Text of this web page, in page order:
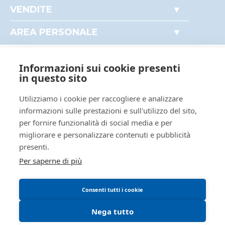
ID rito
ID tribunale
0290410098
Tribunale
Tribunale di ROVIGO
Rito
ESPROPRIAZIONE IMMOBILIARE
Numero
procedura
72
Anno
procedura
2024
SOGGETTI
Delegato alla
SRTTMS74A08H620I
Sartori
Tommaso
Come partecipare alle aste
Perché comprare all'asta
VENDITE
Beni mobili
Aziende
Altro
AREA PERSONALE
Il mio profilo
Le mie ricerche
AREA LEGALE
Regolamento di partecipazione alle vendite
telematiche
Informativa cookie
Requisiti tecnici
Informazioni sui cookie presenti
in questo sito
Utilizziamo i cookie per raccogliere e analizzare
informazioni sulle prestazioni e sull'utilizzo del sito,
per fornire funzionalità di social media e per
migliorare e personalizzare contenuti e pubblicità
presenti.
Per saperne di più
Consenti tutti i cookie
Nega tutto